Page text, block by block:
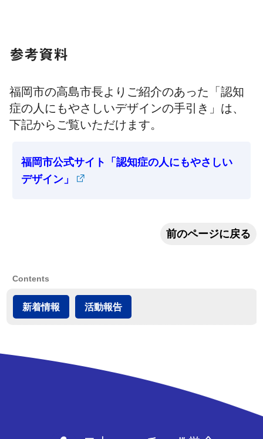
参考資料
福岡市の高島市長よりご紹介のあった「認知
症の人にもやさしいデザインの手引き」は、
下記からご覧いただけます。
福岡市公式サイト「認知症の人にもやさしい
デザイン」
前のページに戻る
Contents
新着情報 活動報告